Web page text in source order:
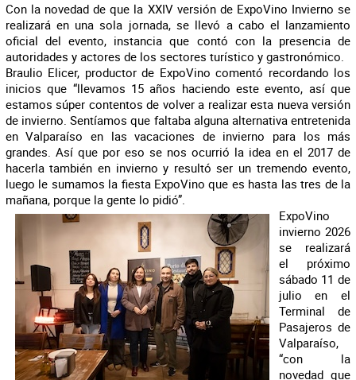
Con la novedad de que la XXIV versión de ExpoVino Invierno se
realizará en una sola jornada, se llevó a cabo el lanzamiento
oficial del evento, instancia que contó con la presencia de
autoridades y actores de los sectores turístico y gastronómico.
Braulio Elicer, productor de ExpoVino comentó recordando los
inicios que “llevamos 15 años haciendo este evento, así que
estamos súper contentos de volver a realizar esta nueva versión
de invierno. Sentíamos que faltaba alguna alternativa entretenida
en Valparaíso en las vacaciones de invierno para los más
grandes. Así que por eso se nos ocurrió la idea en el 2017 de
hacerla también en invierno y resultó ser un tremendo evento,
luego le sumamos la fiesta ExpoVino que es hasta las tres de la
mañana, porque la gente lo pidió”.
ExpoVino
invierno 2026
se realizará
el próximo
sábado 11 de
julio en el
Terminal de
Pasajeros de
Valparaíso,
“con la
novedad que